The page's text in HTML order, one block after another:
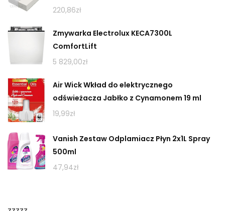
220,86zł
Zmywarka Electrolux KECA7300L
ComfortLift
5 829,00zł
Air Wick Wkład do elektrycznego
odświeżacza Jabłko z Cynamonem 19 ml
19,99zł
Vanish Zestaw Odplamiacz Płyn 2x1L Spray
500ml
47,94zł